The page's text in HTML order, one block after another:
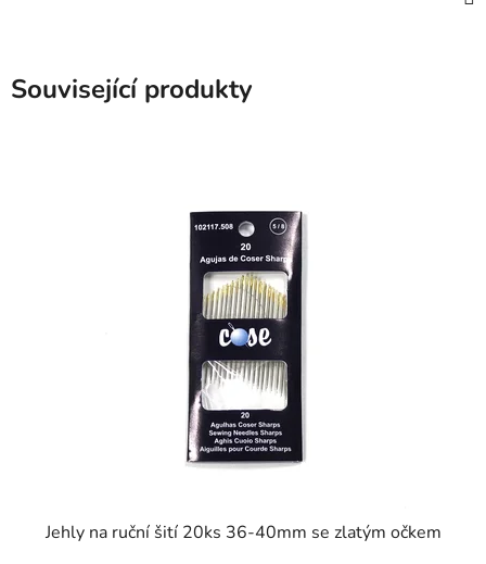
Související produkty
Jehly na ruční šití 20ks 36-40mm se zlatým očkem